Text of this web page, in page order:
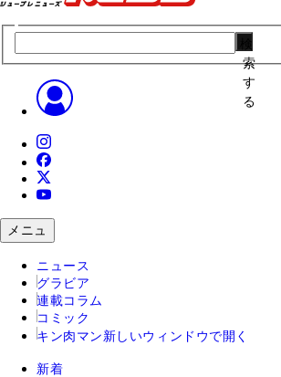
索
す
る
メニュ
ニュース
グラビア
連載コラム
コミック
キン肉マン 新しいウィンドウで開く
新着